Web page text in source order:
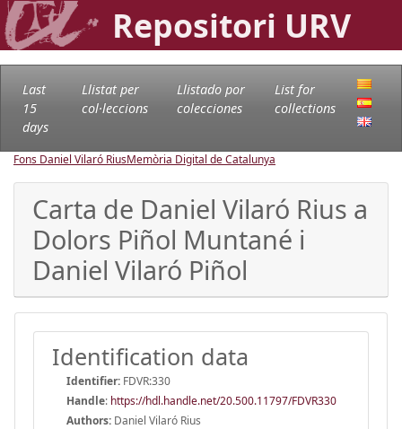
Repositori URV
Last
15
days
Llistat per
col·leccions
Llistado por
colecciones
List for
collections
Fons Daniel Vilaró RiusMemòria Digital de Catalunya
Carta de Daniel Vilaró Rius a
Dolors Piñol Muntané i
Daniel Vilaró Piñol
Identification data
Identifier: FDVR:330
Handle: https://hdl.handle.net/20.500.11797/FDVR330
Authors: Daniel Vilaró Rius